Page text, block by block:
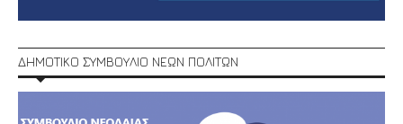
ΔΗΜΟΤΙΚΟ ΣΥΜΒΟΥΛΙΟ ΝΕΩΝ ΠΟΛΙΤΩΝ